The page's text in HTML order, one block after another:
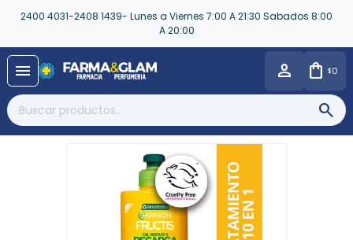
2400 4031-2408 1439- Lunes a Viernes 7:00 A 21:30 Sabados 8:00
A 20:00
menu $0